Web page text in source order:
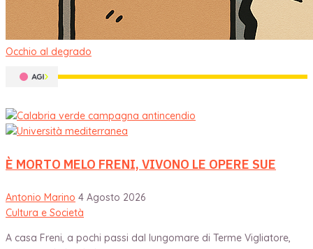
Occhio al degrado
È MORTO MELO FRENI, VIVONO LE OPERE SUE
Antonio Marino 4 Agosto 2026
Cultura e Società
A casa Freni, a pochi passi dal lungomare di Terme Vigliatore,